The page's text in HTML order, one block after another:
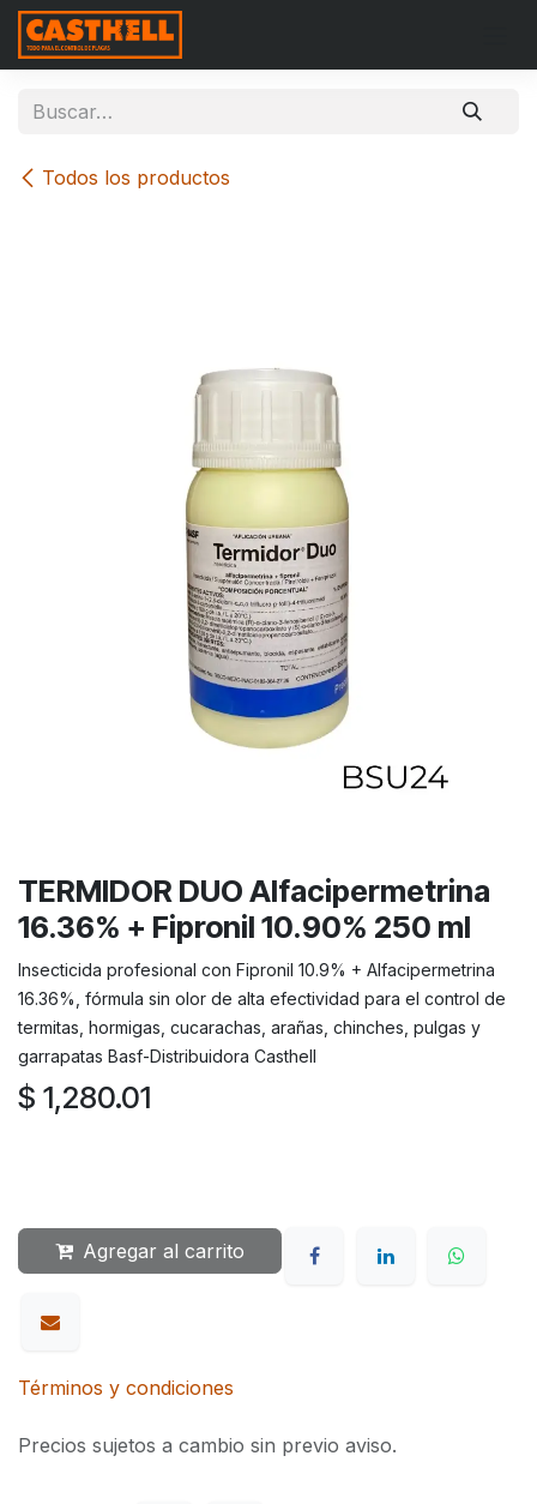
Ir al contenido
Todos los productos
TERMIDOR DUO Alfacipermetrina
16.36% + Fipronil 10.90% 250 ml
Insecticida profesional con Fipronil 10.9% + Alfacipermetrina
16.36%, fórmula sin olor de alta efectividad para el control de
termitas, hormigas, cucarachas, arañas, chinches, pulgas y
garrapatas Basf-Distribuidora Casthell
$ 1,280.01
Agregar al carrito
Términos y condiciones
Precios sujetos a cambio sin previo aviso.